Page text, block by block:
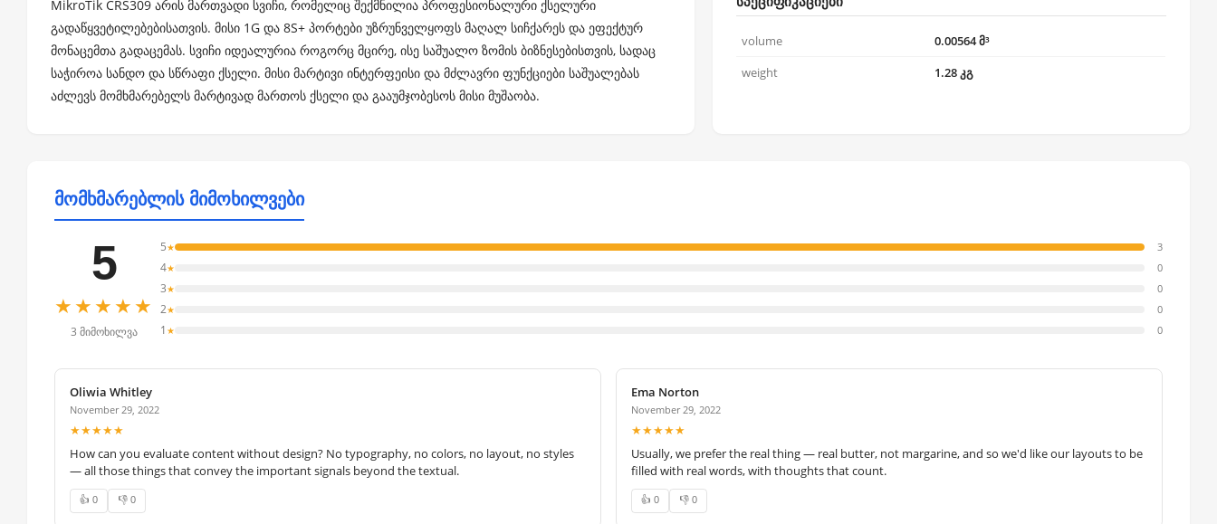
MikroTik CRS309 არის მართვადი სვიჩი, რომელიც შექმნილია პროფესიონალური ქსელური
გადაწყვეტილებებისათვის. მისი 1G და 8S+ პორტები უზრუნველყოფს მაღალ სიჩქარეს და ეფექტურ
მონაცემთა გადაცემას. სვიჩი იდეალურია როგორც მცირე, ისე საშუალო ზომის ბიზნესებისთვის, სადაც
საჭიროა სანდო და სწრაფი ქსელი. მისი მარტივი ინტერფეისი და მძლავრი ფუნქციები საშუალებას
აძლევს მომხმარებელს მარტივად მართოს ქსელი და გააუმჯობესოს მისი მუშაობა.
volume
0.00564 მ³
weight
1.28 კგ
მომხმარებლის მიმოხილვები
5
★★★★★
3 მიმოხილვა
5★ 3
4★ 0
3★ 0
2★ 0
1 ★ 0
Oliwia Whitley
November 29, 2022
★★★★★
How can you evaluate content without design? No typography, no colors, no layout, no styles
— all those things that convey the important signals beyond the textual.
👍 0 👎 0
Ema Norton
November 29, 2022
★★★★★
Usually, we prefer the real thing — real butter, not margarine, and so we'd like our layouts to be
filled with real words, with thoughts that count.
👍 0 👎 0